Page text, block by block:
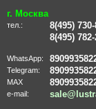
г. Москва
тел.:
8(495)
8(495)
WhatsApp:
Telegram:
MAX
e-mail: